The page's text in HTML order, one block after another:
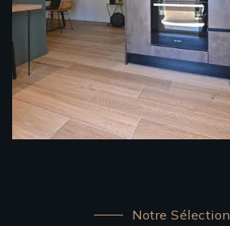
Notre Sélection